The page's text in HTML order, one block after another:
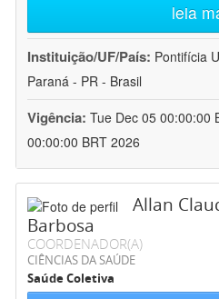
leia
Instituição/UF/País: Pontifícia
Paraná - PR - Brasil
Vigência: Tue Dec 05 00:00:00
00:00:00 BRT 2026
Allan
Barbosa
COORDENADOR(A)
CIÊNCIAS DA SAÚDE
Saúde Coletiva